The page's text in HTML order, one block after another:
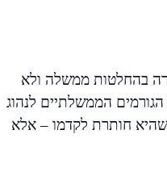
בהחלטות ממשלה ולא
הממשלתיים לנהוג
שהיא חותרת לקדמו – אלא